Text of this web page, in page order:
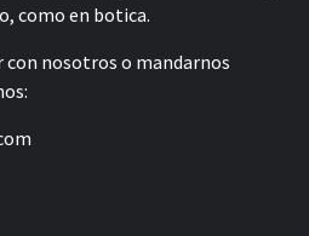
como en botica.
con nosotros o mandarnos